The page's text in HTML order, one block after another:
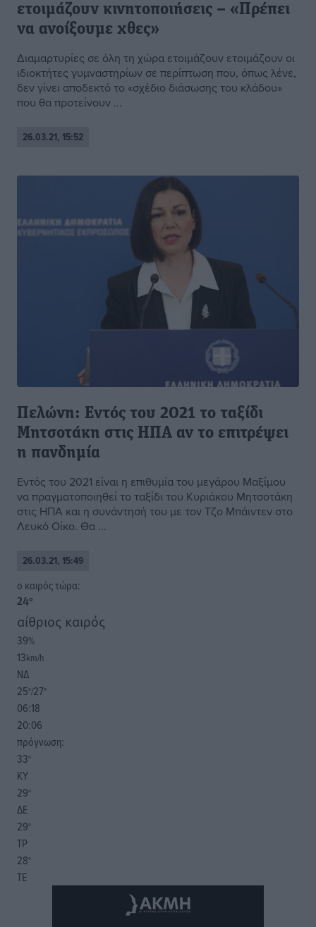
ετοιμάζουν κινητοποιήσεις – «Πρέπει
να ανοίξουμε χθες»
Διαμαρτυρίες σε όλη τη χώρα ετοιμάζουν ετοιμάζουν οι
ιδιοκτήτες γυμναστηρίων σε περίπτωση που, όπως λένε,
δεν γίνει αποδεκτό το «σχέδιο διάσωσης του κλάδου»
που θα προτείνουν ...
26.03.21, 15:52
Πελώνη: Εντός του 2021 το ταξίδι
Μητσοτάκη στις ΗΠΑ αν το επιτρέψει
η πανδημία
Εντός του 2021 είναι η επιθυμία του μεγάρου Μαξίμου
να πραγματοποιηθεί το ταξίδι του Κυριάκου Μητσοτάκη
στις ΗΠΑ και η συνάντησή του με τον Τζο Μπάιντεν στο
Λευκό Οίκο. Θα ...
26.03.21, 15:49
o καιρός τώρα:
24°
αίθριος καιρός
39%
13km/h
ΝΔ
25°/27°
06:18
20:06
πρόγνωση:
33°
ΚΥ
29°
ΔΕ
29°
ΤΡ
28°
ΤΕ